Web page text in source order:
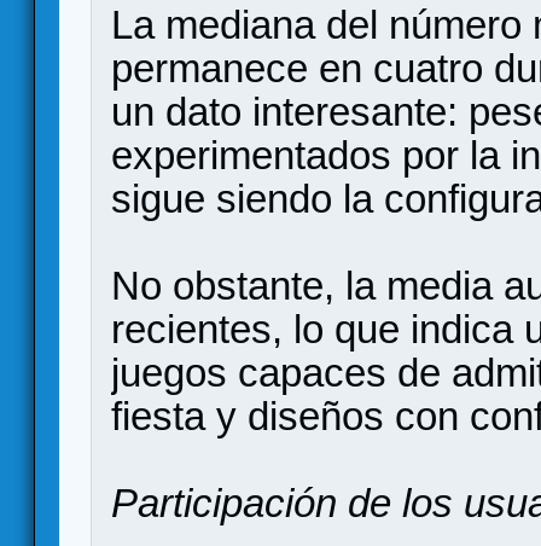
La mediana del
permanece en cuatro
un dato interesante:
experimentados por la
sigue siendo la
No obstante, la media
recientes, lo que indica
juegos capaces de
fiesta y diseños con
Participación de los